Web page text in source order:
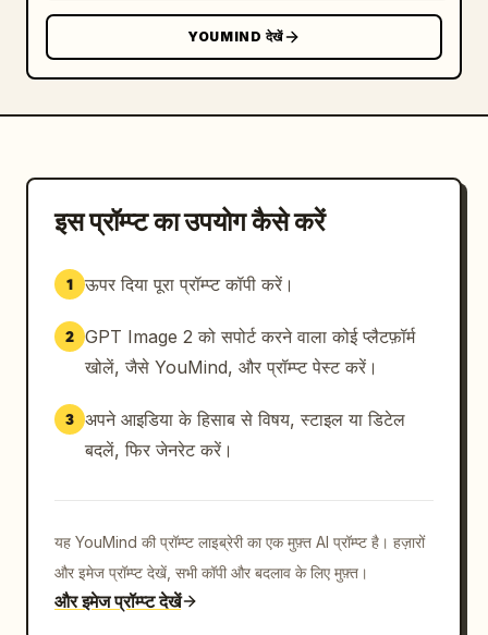
YOUMIND देखें
इस प्रॉम्प्ट का उपयोग कैसे करें
1 ऊपर दिया पूरा प्रॉम्प्ट कॉपी करें।
2 GPT Image 2 को सपोर्ट करने वाला कोई प्लैटफ़ॉर्म
खोलें, जैसे YouMind, और प्रॉम्प्ट पेस्ट करें।
3 अपने आइडिया के हिसाब से विषय, स्टाइल या डिटेल
बदलें, फिर जेनरेट करें।
यह YouMind की प्रॉम्प्ट लाइब्रेरी का एक मुफ़्त AI प्रॉम्प्ट है। हज़ारों
और इमेज प्रॉम्प्ट देखें, सभी कॉपी और बदलाव के लिए मुफ़्त।
और इमेज प्रॉम्प्ट देखें